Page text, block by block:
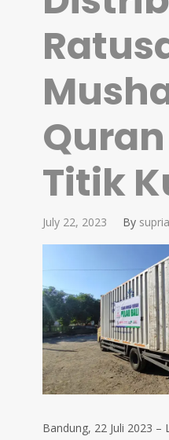
Titik
July 22, 2023 By
Bandung, 22 Juli 2023 –